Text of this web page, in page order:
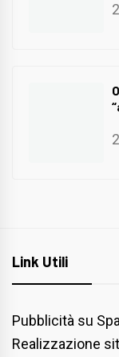
Link Utili
Pubblicità su
Realizzazione